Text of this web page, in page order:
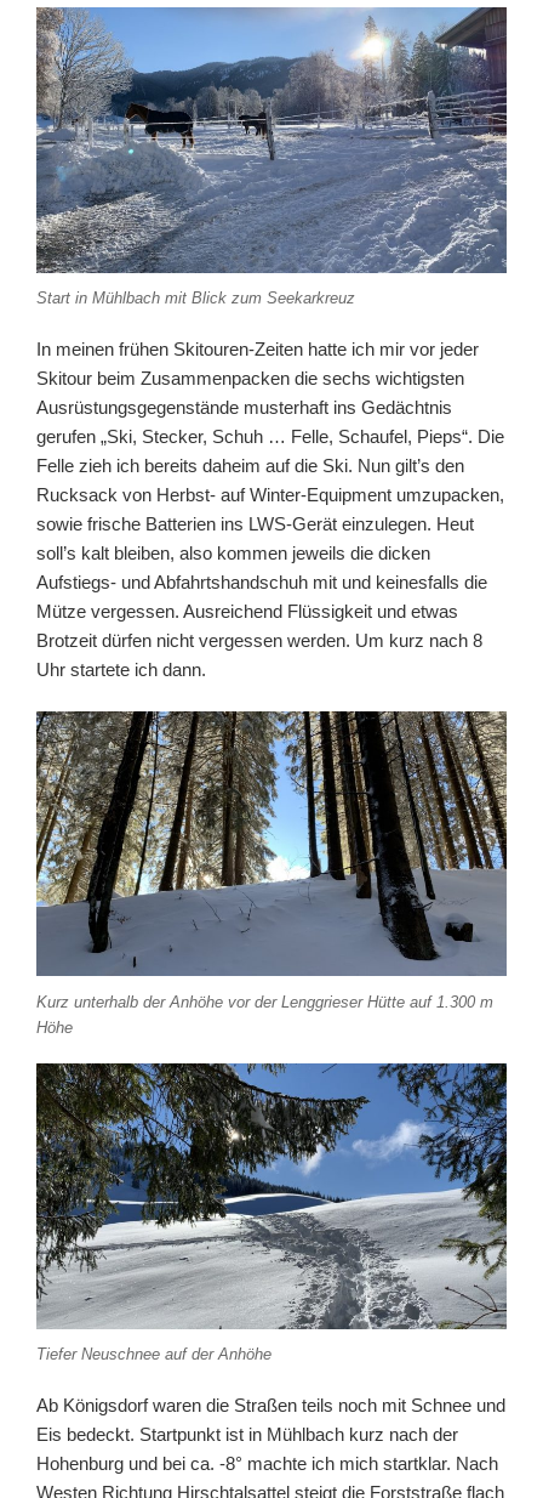
Start in Mühlbach mit Blick zum Seekarkreuz
In meinen frühen Skitouren-Zeiten hatte ich mir vor jeder
Skitour beim Zusammenpacken die sechs wichtigsten
Ausrüstungsgegenstände musterhaft ins Gedächtnis
gerufen „Ski, Stecker, Schuh … Felle, Schaufel, Pieps“. Die
Felle zieh ich bereits daheim auf die Ski. Nun gilt’s den
Rucksack von Herbst- auf Winter-Equipment umzupacken,
sowie frische Batterien ins LWS-Gerät einzulegen. Heut
soll’s kalt bleiben, also kommen jeweils die dicken
Aufstiegs- und Abfahrtshandschuh mit und keinesfalls die
Mütze vergessen. Ausreichend Flüssigkeit und etwas
Brotzeit dürfen nicht vergessen werden. Um kurz nach 8
Uhr startete ich dann.
Kurz unterhalb der Anhöhe vor der Lenggrieser Hütte auf 1.300 m
Höhe
Tiefer Neuschnee auf der Anhöhe
Ab Königsdorf waren die Straßen teils noch mit Schnee und
Eis bedeckt. Startpunkt ist in Mühlbach kurz nach der
Hohenburg und bei ca. -8° machte ich mich startklar. Nach
Westen Richtung Hirschtalsattel steigt die Forststraße flach